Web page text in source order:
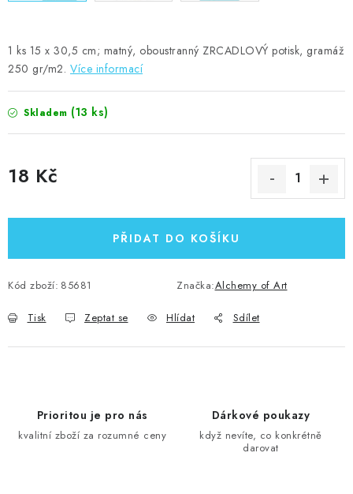
1 ks 15 x 30,5 cm; matný, oboustranný ZRCADLOVÝ potisk, gramáž
250 gr/m2. Více informací
Skladem (13 ks)
18 Kč
PŘIDAT DO KOŠÍKU
Kód zboží: 85681 Značka:Alchemy of Art
Tisk Zeptat se Hlídat Sdílet
Prioritou je pro nás
kvalitní zboží za rozumné ceny
Dárkové poukazy
když nevíte, co konkrétně
darovat